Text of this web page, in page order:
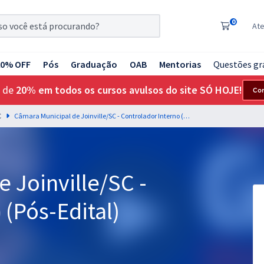
0
OFF Pós Graduação OAB Mentorias Questões
de 20% em todos os cursos avulsos do site SÓ HOJE!
Câmara Municipal de Joinville/SC - Controlador Interno (Pós-Edital)
Joinville/SC -
Edital)